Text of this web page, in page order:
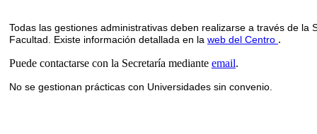
Todas las gestiones administrativas deben realizarse a través de la
Facultad. Existe información detallada en la web del Centro .
Puede contactarse con la Secretaría mediante email.
No se gestionan prácticas con Universidades sin convenio.